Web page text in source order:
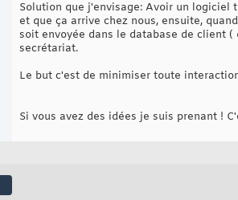
Solution que j'envisage: Avoir un logiciel
et que ça arrive chez nous, ensuite,
soit envoyée dans le database de client
secrétariat.
Le but c'est de minimiser toute
Si vous avez des idées je suis prenant !